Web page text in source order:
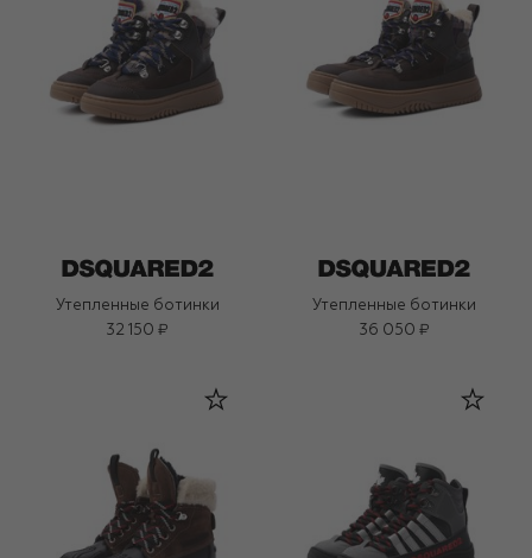
Утепленные ботинки
32 150 ₽
Утепленные ботинки
36 050 ₽